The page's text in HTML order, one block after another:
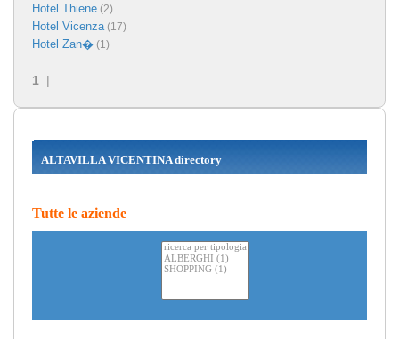
Hotel Thiene (2)
Hotel Vicenza(17)
Hotel Zan� (1)
1 |
ALTAVILLA VICENTINA directory
Tutte le aziende